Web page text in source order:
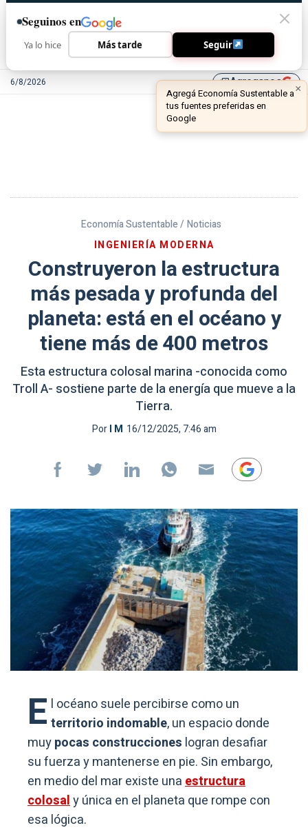
6/8/2026 library_addAgreganos
Economía Sustentable / Noticias
INGENIERÍA MODERNA
Construyeron la estructura
más pesada y profunda del
planeta: está en el océano y
tiene más de 400 metros
Esta estructura colosal marina -conocida como
Troll A- sostiene parte de la energía que mueve a la
Tierra.
PorI M 16/12/2025, 7:46 am
E l océano suele percibirse como un
territorio indomable, un espacio donde
muypocas construcciones logran desafiar
su fuerza y mantenerse en pie. Sin embargo,
en medio del mar existe unaestructura
colosaly única en el planeta que rompe con
esa lógica.
Seguinos en
Ya lo hice Más tarde Seguir